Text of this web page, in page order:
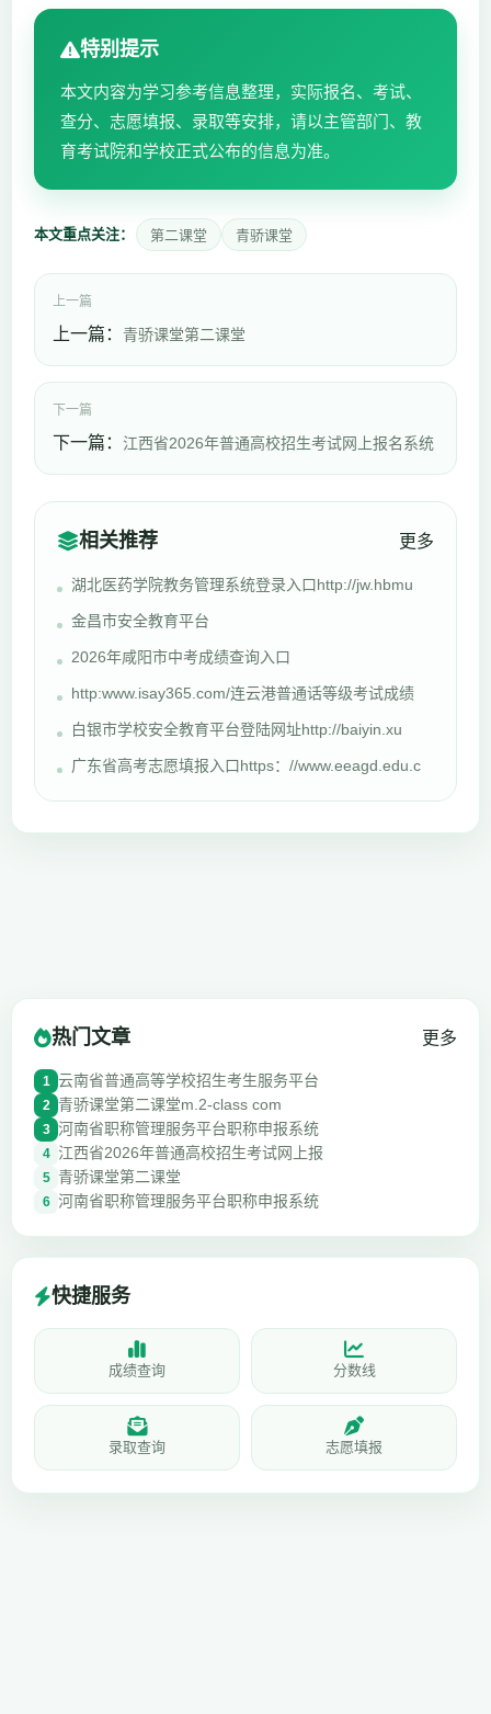
特别提示
本文内容为学习参考信息整理，实际报名、考试、
查分、志愿填报、录取等安排，请以主管部门、教
育考试院和学校正式公布的信息为准。
本文重点关注： 第二课堂 青骄课堂
上一篇
上一篇： 青骄课堂第二课堂
下一篇
下一篇： 江西省2026年普通高校招生考试网上报名系统
相关推荐 更多
湖北医药学院教务管理系统登录入口http://jw.hbmu
金昌市安全教育平台
2026年咸阳市中考成绩查询入口
http:www.isay365.com/连云港普通话等级考试成绩
白银市学校安全教育平台登陆网址http://baiyin.xu
广东省高考志愿填报入口https：//www.eeagd.edu.c
热门文章 更多
1 云南省普通高等学校招生考生服务平台
2 青骄课堂第二课堂m.2-class com
3 河南省职称管理服务平台职称申报系统
4 江西省2026年普通高校招生考试网上报
5 青骄课堂第二课堂
6 河南省职称管理服务平台职称申报系统
快捷服务
成绩查询 分数线
录取查询 志愿填报